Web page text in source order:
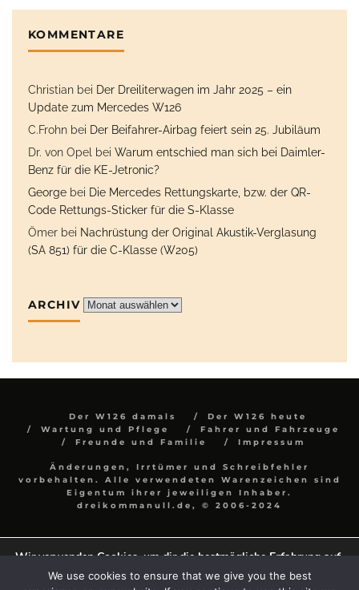
KOMMENTARE
Christian bei Der Dreiliterwagen im Jahr 2025 – ein
Update zum Mercedes W126
C.Frohn bei Der Beifahrer-Airbag feiert sein 25. Jubiläum
Dr. von Opel bei Warum entschied man sich bei Daimler-
Benz für die KE-Jetronic?
George bei Die Mercedes Rettungskarte, bzw. der QR-
Code Rettungs-Sticker für die S-Klasse
Ömer bei Nachrüstung der Original Akustik-Verglasung
(SA 851) für die C-Klasse (W205)
ARCHIV Archiv
Der W126 damals
Der W126 heute
Wartung und Pflege
Fahrer und Fahrzeuge
Freunde und Familie
Impressum
Änderungen, Irrtümer und Schreibfehler
vorbehalten. Alle verwendeten Warenzeichen sind
Eigentum ihrer jeweiligen Inhaber.
dreikommanull.de, © 2006-2024
Wir verwenden Cookies, um dir die bestmögliche Erfahrung auf
unserer Website zu bieten.
In den
Einstellungen kannst du erfahren, welche Cookies wir
We use cookies to ensure that we give you the best